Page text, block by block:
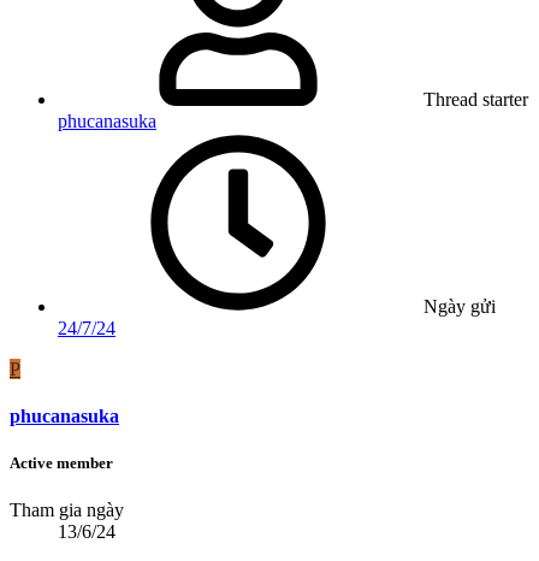
Thread starter
phucanasuka
Ngày gửi
24/7/24
P
phucanasuka
Active member
Tham gia ngày
13/6/24